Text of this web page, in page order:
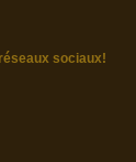
sociaux!